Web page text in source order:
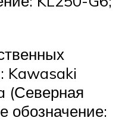
Kawasaki
(Северная
обозначение: